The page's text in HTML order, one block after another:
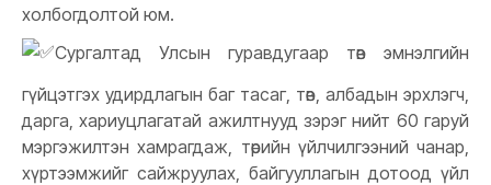
холбогдолтой юм.
Сургалтад Улсын гуравдугаар төв эмнэлгийн
гүйцэтгэх удирдлагын баг тасаг, төв, албадын эрхлэгч,
дарга, хариуцлагатай ажилтнууд зэрэг нийт 60 гаруй
мэргэжилтэн хамрагдаж, төрийн үйлчилгээний чанар,
хүртээмжийг сайжруулах, байгууллагын дотоод үйл